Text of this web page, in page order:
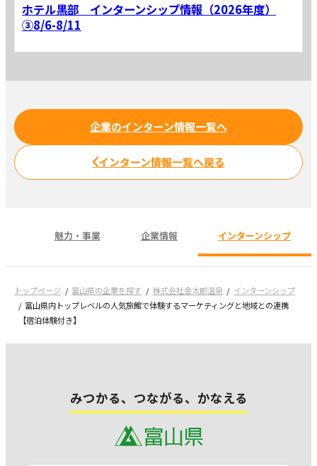
ホテル黒部 インターンシップ情報（2026年度）
③8/6-8/11
企業のインターン情報一覧へ
インターン情報一覧へ戻る
魅力・事業 企業情報 インターンシップ
トップページ 富山県の企業を探す 株式会社金太郎温泉
インターンシップ
富山県内トップレベルの人気旅館で体験するマーケティングと地域との連携
【宿泊体験付き】
みつかる、つながる、かなえる